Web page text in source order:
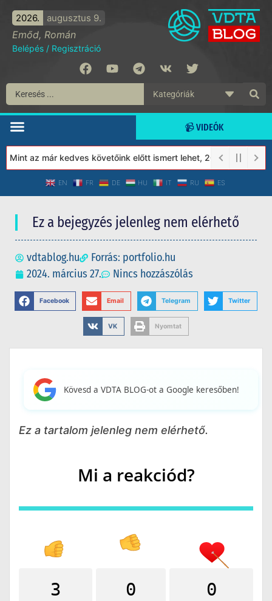
2026. augusztus 9.
Emőd, Román
Belépés / Regisztráció
📹 VIDEÓK
az már kedves követőink előtt ismert lehet, 2023-tól a Védett
EN FR DE HU IT RU ES
Ez a bejegyzés jelenleg nem elérhető
vdtablog.hu
Forrás: portfolio.hu
2024. március 27.
Nincs hozzászólás
Facebook Email Telegram Twitter
VK Nyomtat
Kövesd a VDTA BLOG-ot a Google keresőben!
Ez a tartalom jelenleg nem elérhető.
Mi a reakciód?
3 0 0